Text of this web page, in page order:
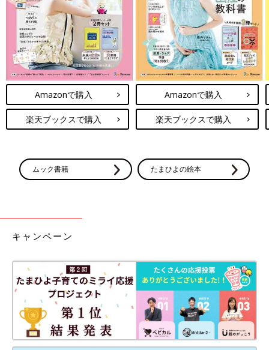
Amazonで購入
楽天ブックスで購入
Amazonで購入
楽天ブックスで購入
ムック書籍 たまひよの絵本
キャンペーン